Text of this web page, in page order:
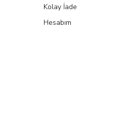
Kolay İade
Hesabım